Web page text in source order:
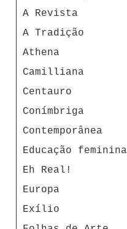
A Revista
A Tradição
Athena
Camilliana
Centauro
Conímbriga
Contemporânea
Educação feminina
Eh Real!
Europa
Exílio